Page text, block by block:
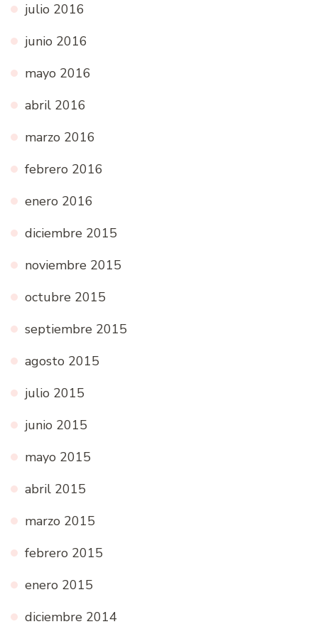
julio 2016
junio 2016
mayo 2016
abril 2016
marzo 2016
febrero 2016
enero 2016
diciembre 2015
noviembre 2015
octubre 2015
septiembre 2015
agosto 2015
julio 2015
junio 2015
mayo 2015
abril 2015
marzo 2015
febrero 2015
enero 2015
diciembre 2014